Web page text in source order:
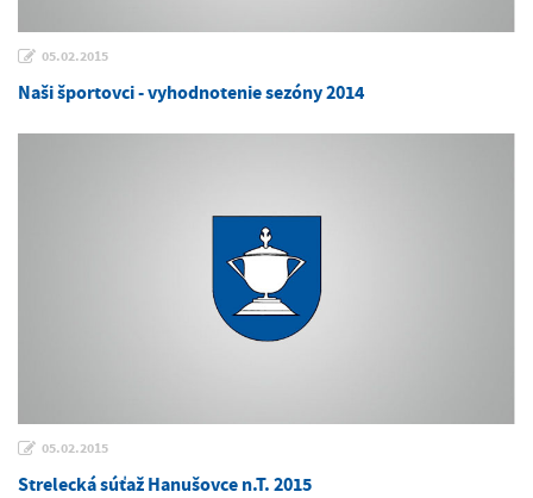
05.02.2015
Naši športovci - vyhodnotenie sezóny 2014
05.02.2015
Strelecká súťaž Hanušovce n.T. 2015